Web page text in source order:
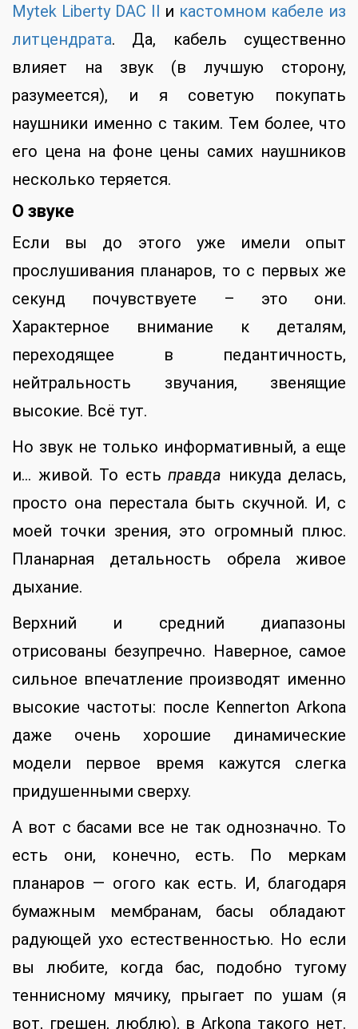
Mytek Liberty DAC II и кастомном кабеле из
литцендрата. Да, кабель существенно
влияет на звук (в лучшую сторону,
разумеется), и я советую покупать
наушники именно с таким. Тем более, что
его цена на фоне цены самих наушников
несколько теряется.
О звуке
Если вы до этого уже имели опыт
прослушивания планаров, то с первых же
секунд почувствуете – это они.
Характерное внимание к деталям,
переходящее в педантичность,
нейтральность звучания, звенящие
высокие. Всё тут.
Но звук не только информативный, а еще
и… живой. То есть правда никуда делась,
просто она перестала быть скучной. И, с
моей точки зрения, это огромный плюс.
Планарная детальность обрела живое
дыхание.
Верхний и средний диапазоны
отрисованы безупречно. Наверное, самое
сильное впечатление производят именно
высокие частоты: после Kennerton Arkona
даже очень хорошие динамические
модели первое время кажутся слегка
придушенными сверху.
А вот с басами все не так однозначно. То
есть они, конечно, есть. По меркам
планаров — огого как есть. И, благодаря
бумажным мембранам, басы обладают
радующей ухо естественностью. Но если
вы любите, когда бас, подобно тугому
теннисному мячику, прыгает по ушам (я
вот, грешен, люблю), в Arkona такого нет.